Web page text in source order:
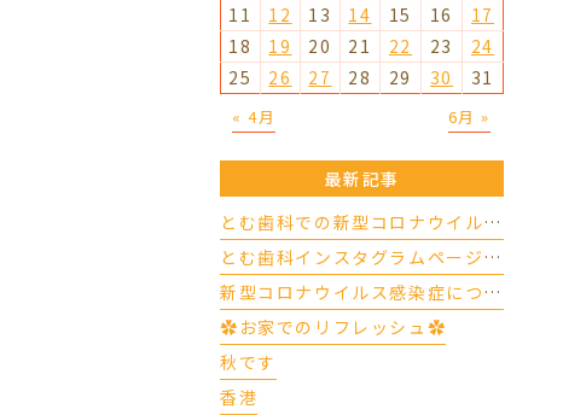
« 4月 6月 »
11
12 13 14 15 16
17
18
19 20 21 22 23
24
25
26 27 28 29 30 31
最新記事
とむ歯科での新型コロナウイルスの対応について（4/17更新）
とむ歯科インスタグラムページができました
新型コロナウイルス感染症について
✿お家でのリフレッシュ✿
秋です
香港